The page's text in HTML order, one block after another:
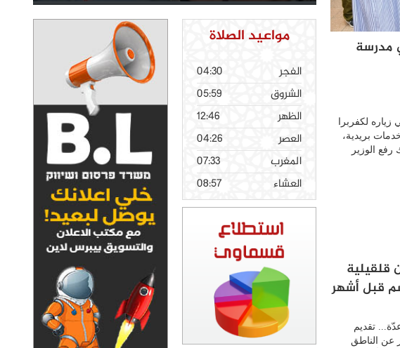
مدرسة
لكفربرا
بريدية،
الوزير
ضدّ شاب (30 عامًا) من قلقيلية
قبل أشهر
تقديم
صادر عن الناطق
مواعيد الصلاة
الفجر
04:30
الشروق
05:59
الظهر
12:46
العصر
04:26
المغرب
07:33
العشاء
08:57